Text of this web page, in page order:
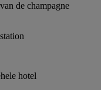
de champagne
hotel